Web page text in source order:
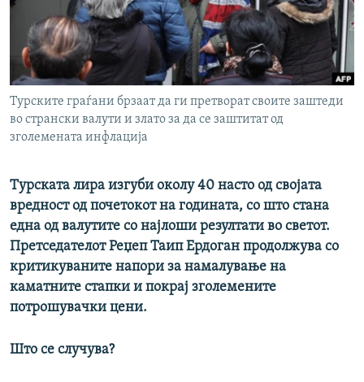
РСЕ веб страници
Турските граѓани брзаат да ги претворат своите заштеди
во странски валути и злато за да се заштитат од
зголемената инфлација
Турската лира изгуби околу 40 насто од својата
вредност од почетокот на годината, со што стана
една од валутите со најлоши резултати во светот.
Претседателот Реџеп Таип Ердоган продолжува со
критикуваните напори за намалување на
каматните стапки и покрај зголемените
потрошувачки цени.
Што се случува?